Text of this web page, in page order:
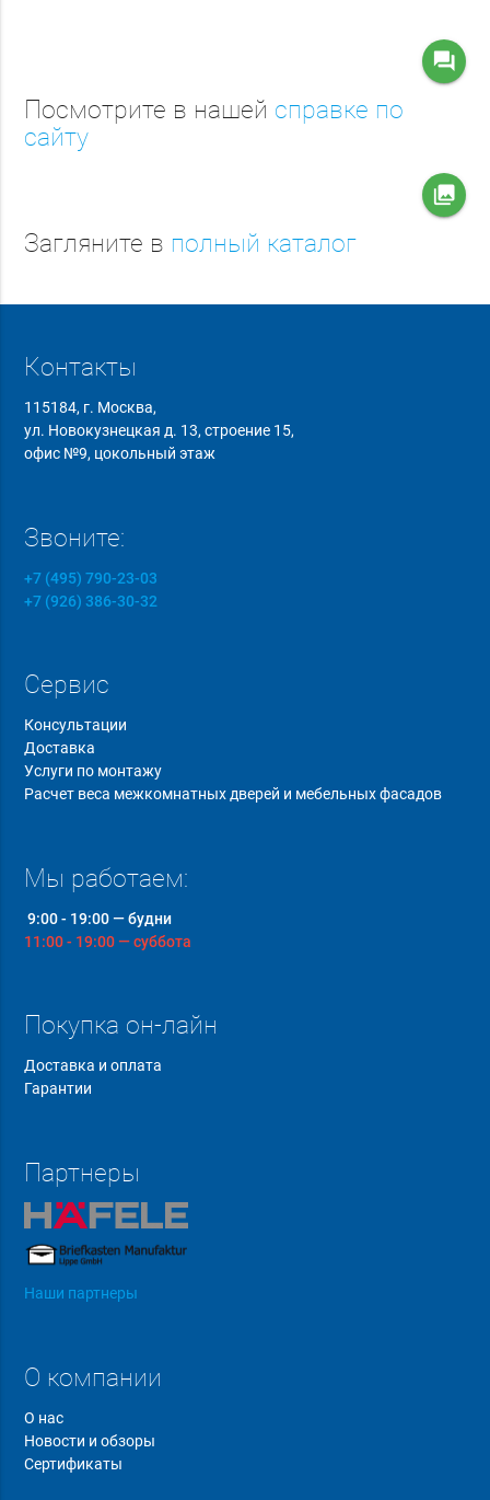
question_answer
Посмотрите в нашей справке по
сайту
collections
Загляните в полный каталог
Контакты
115184, г. Москва,
ул. Новокузнецкая д. 13, строение 15,
офис №9, цокольный этаж
Звоните:
+7 (495) 790-23-03
+7 (926) 386-30-32
Сервис
Консультации
Доставка
Услуги по монтажу
Расчет веса межкомнатных дверей и мебельных фасадов
Мы работаем:
9:00 - 19:00 — будни
11:00 - 19:00 — суббота
Покупка он-лайн
Доставка и оплата
Гарантии
Партнеры
Наши партнеры
О компании
О нас
Новости и обзоры
Сертификаты